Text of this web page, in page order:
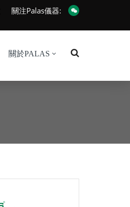
關注Palas儀器:
關於PALAS